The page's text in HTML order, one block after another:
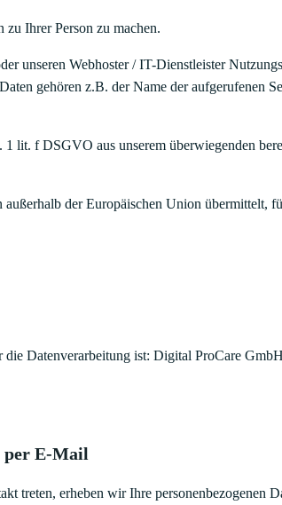
zu Ihrer Person zu machen.
unseren Webhoster / IT-Dienstleister
gehören z.B. der Name der aufgerufenen
lit. f DSGVO aus unserem überwiegenden
der Europäischen Union übermittelt,
Datenverarbeitung ist: Digital ProCare
per E-Mail
treten, erheben wir Ihre personenbezogenen